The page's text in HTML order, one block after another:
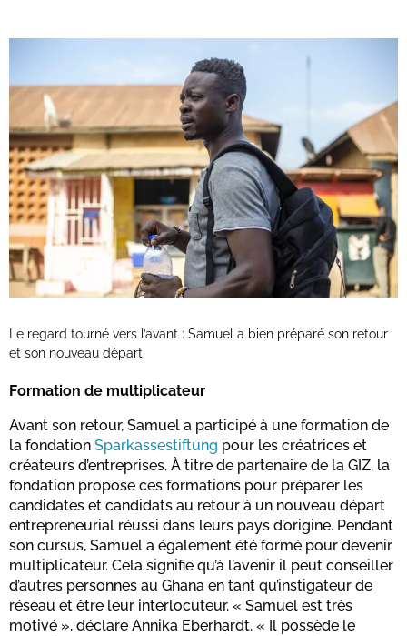
Le regard tourné vers l’avant : Samuel a bien préparé son retour
et son nouveau départ.
Formation de multiplicateur
Avant son retour, Samuel a participé à une formation de
la fondation Sparkassestiftung pour les créatrices et
créateurs d’entreprises. À titre de partenaire de la GIZ, la
fondation propose ces formations pour préparer les
candidates et candidats au retour à un nouveau départ
entrepreneurial réussi dans leurs pays d’origine. Pendant
son cursus, Samuel a également été formé pour devenir
multiplicateur. Cela signifie qu’à l’avenir il peut conseiller
d’autres personnes au Ghana en tant qu’instigateur de
réseau et être leur interlocuteur. « Samuel est très
motivé », déclare Annika Eberhardt. « Il possède le